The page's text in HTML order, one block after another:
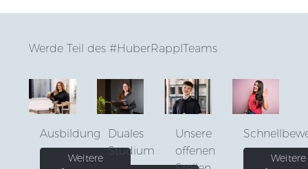
Werde Teil des #HuberRapplTeams
Ausbildung
Weitere
Duales
Studium
Unsere
offenen
Weitere